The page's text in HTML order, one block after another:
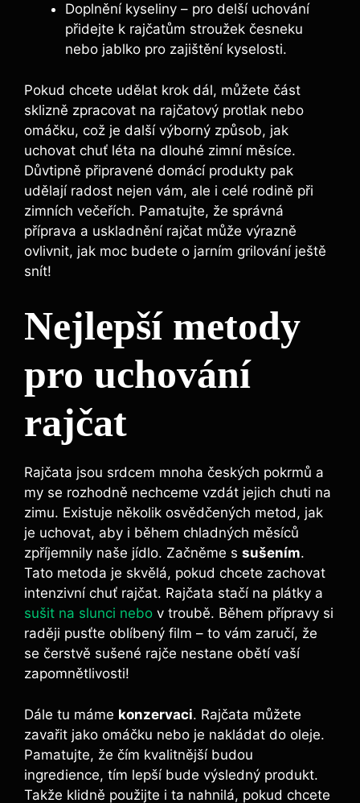
Doplnění kyseliny – ‍pro​ delší uchování
přidejte k rajčatům⁣ stroužek‍ česneku
nebo jablko pro zajištění kyselosti.
Pokud chcete udělat krok dál, můžete část
sklizně zpracovat na rajčatový protlak nebo
⁣omáčku, což je další výborný⁢ způsob, jak
uchovat chuť‌ léta na dlouhé zimní měsíce.
Důvtipně připravené domácí produkty ⁤pak
udělají radost ​nejen vám, ale‌ i​ celé rodině při
zimních večeřích.⁤ Pamatujte, že správná
⁣příprava‍ a uskladnění rajčat může ⁤výrazně
ovlivnit, jak moc budete o jarním grilování ještě
snít!
Nejlepší​ metody
pro uchování
rajčat
Rajčata jsou srdcem mnoha českých pokrmů a
my se rozhodně nechceme vzdát jejich chuti ​na
zimu.‌ Existuje několik osvědčených metod, jak
je ⁢uchovat, aby i během chladných měsíců⁢
zpříjemnily naše ‌jídlo. ⁣Začněme‌ s sušením.
Tato metoda je skvělá,⁢ pokud chcete ⁢zachovat⁢
intenzivní​ chuť rajčat. Rajčata stačí na plátky a
sušit na slunci nebo ⁣ v troubě. Během přípravy si
⁤raději pusťte oblíbený film – to vám zaručí, že
se čerstvě sušené rajče nestane obětí vaší
zapomnětlivosti!
Dále ‌tu máme konzervaci.‍ Rajčata můžete
‍zavařit jako omáčku nebo je‍ nakládat do oleje.
Pamatujte, že čím kvalitnější budou
ingredience, tím lepší ​bude výsledný produkt.
⁢Takže klidně ⁣použijte i⁢ ta nahnilá, pokud chcete​